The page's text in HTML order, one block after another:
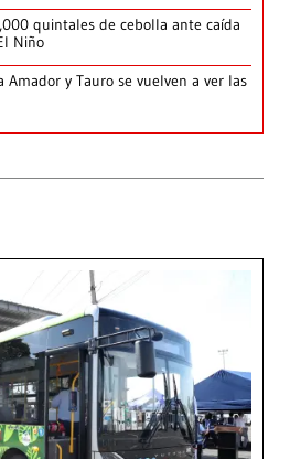
quintales de cebolla ante caída
Niño
Amador y Tauro se vuelven a ver las